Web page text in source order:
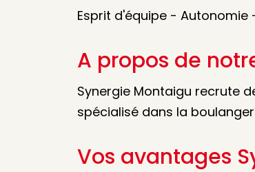
Esprit d'équipe -
A propos de
Synergie Montaigu recrute
spécialisé dans la
Vos avantages